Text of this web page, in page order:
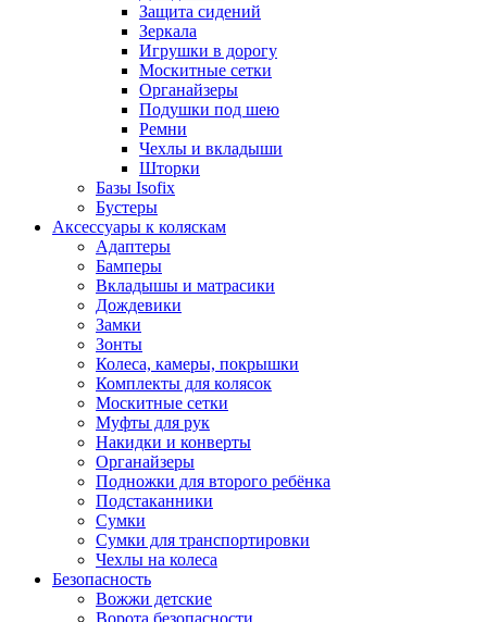
Защита сидений
Зеркала
Игрушки в дорогу
Москитные сетки
Органайзеры
Подушки под шею
Ремни
Чехлы и вкладыши
Шторки
Базы Isofix
Бустеры
Аксессуары к коляскам
Адаптеры
Бамперы
Вкладышы и матрасики
Дождевики
Замки
Зонты
Колеса, камеры, покрышки
Комплекты для колясок
Москитные сетки
Муфты для рук
Накидки и конверты
Органайзеры
Подножки для второго ребёнка
Подстаканники
Сумки
Сумки для транспортировки
Чехлы на колеса
Безопасность
Вожжи детские
Ворота безопасности